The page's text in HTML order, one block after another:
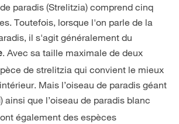
paradis (Strelitzia) comprend cinq
Toutefois, lorsque l'on parle de la
il s'agit généralement du
. Avec sa taille maximale de deux
de strelitzia qui convient le mieux
Mais l’oiseau de paradis géant
) ainsi que l’oiseau de paradis blanc
également des espèces